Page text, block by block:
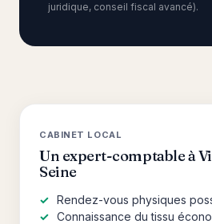
juridique, conseil fiscal avancé).
CABINET LOCAL
Un expert-comptable à
Seine
Rendez-vous physiques
Connaissance du tissu